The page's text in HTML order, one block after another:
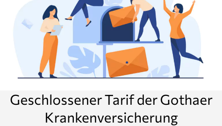
Geschlossener Tarif der Gothaer
Krankenversicherung